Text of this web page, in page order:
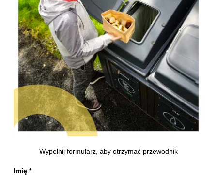
Wypełnij formularz, aby otrzymać przewodnik
Imię *